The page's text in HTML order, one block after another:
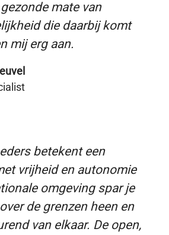
mate van
die daarbij komt
mij erg aan.
betekent een
vrijheid en autonomie
omgeving spar je
de grenzen heen en
van elkaar. De open,